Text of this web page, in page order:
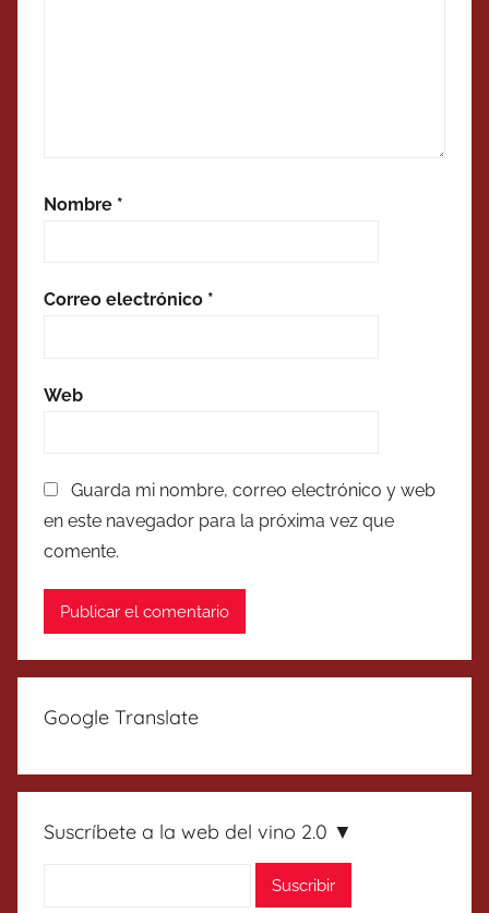
Nombre *
Correo electrónico *
Web
Guarda mi nombre, correo electrónico y web
en este navegador para la próxima vez que
comente.
Google Translate
Suscríbete a la web del vino 2.0 ▼